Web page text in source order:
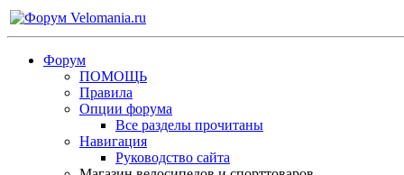
Форум
ПОМОЩЬ
Правила
Опции форума
Все разделы прочитаны
Навигация
Руководство сайта